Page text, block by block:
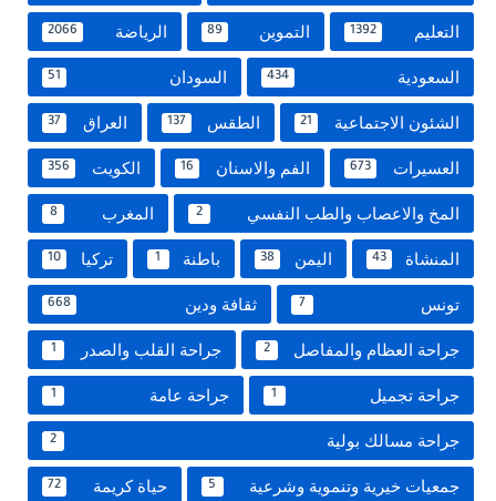
التعليم 1392 التموين 89 الرياضة 2066
السعودية 434 السودان 51
الشئون الاجتماعية 21 الطقس 137 العراق 37
العسيرات 673 الفم والاسنان 16 الكويت 356
المخ والاعصاب والطب النفسي 2 المغرب 8
المنشاة 43 اليمن 38 باطنة 1 تركيا 10
تونس 7 ثقافة ودين 668
جراحة العظام والمفاصل 2 جراحة القلب والصدر 1
جراحة تجميل 1 جراحة عامة 1
جراحة مسالك بولية 2
جمعيات خيرية وتنموية وشرعية 5 حياة كريمة 72